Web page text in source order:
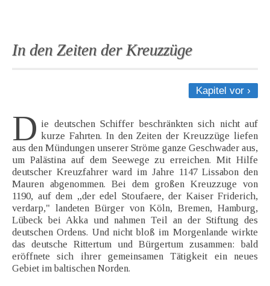
In den Zeiten der Kreuzzüge
Kapitel vor ›
D ie deutschen Schiffer beschränkten sich nicht auf
kurze Fahrten. In den Zeiten der Kreuzzüge liefen
aus den Mündungen unserer Ströme ganze Geschwader aus,
um Palästina auf dem Seewege zu erreichen. Mit Hilfe
deutscher Kreuzfahrer ward im Jahre 1147 Lissabon den
Mauren abgenommen. Bei dem großen Kreuzzuge von
1190, auf dem „der edel Stoufaere, der Kaiser Friderich,
verdarp," landeten Bürger von Köln, Bremen, Hamburg,
Lübeck bei Akka und nahmen Teil an der Stiftung des
deutschen Ordens. Und nicht bloß im Morgenlande wirkte
das deutsche Rittertum und Bürgertum zusammen: bald
eröffnete sich ihrer gemeinsamen Tätigkeit ein neues
Gebiet im baltischen Norden.